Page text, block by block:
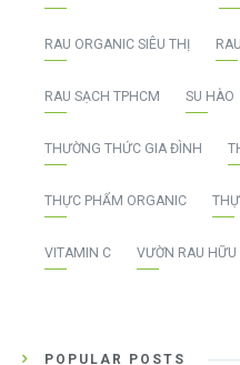
RAU ORGANIC SIÊU THỊ
RAU SẠCH TPHCM SU HÀO
THƯỜNG THỨC GIA ĐÌNH
THỰC PHẨM ORGANIC
VITAMIN C VƯỜN RAU HỮU
POPULAR POSTS